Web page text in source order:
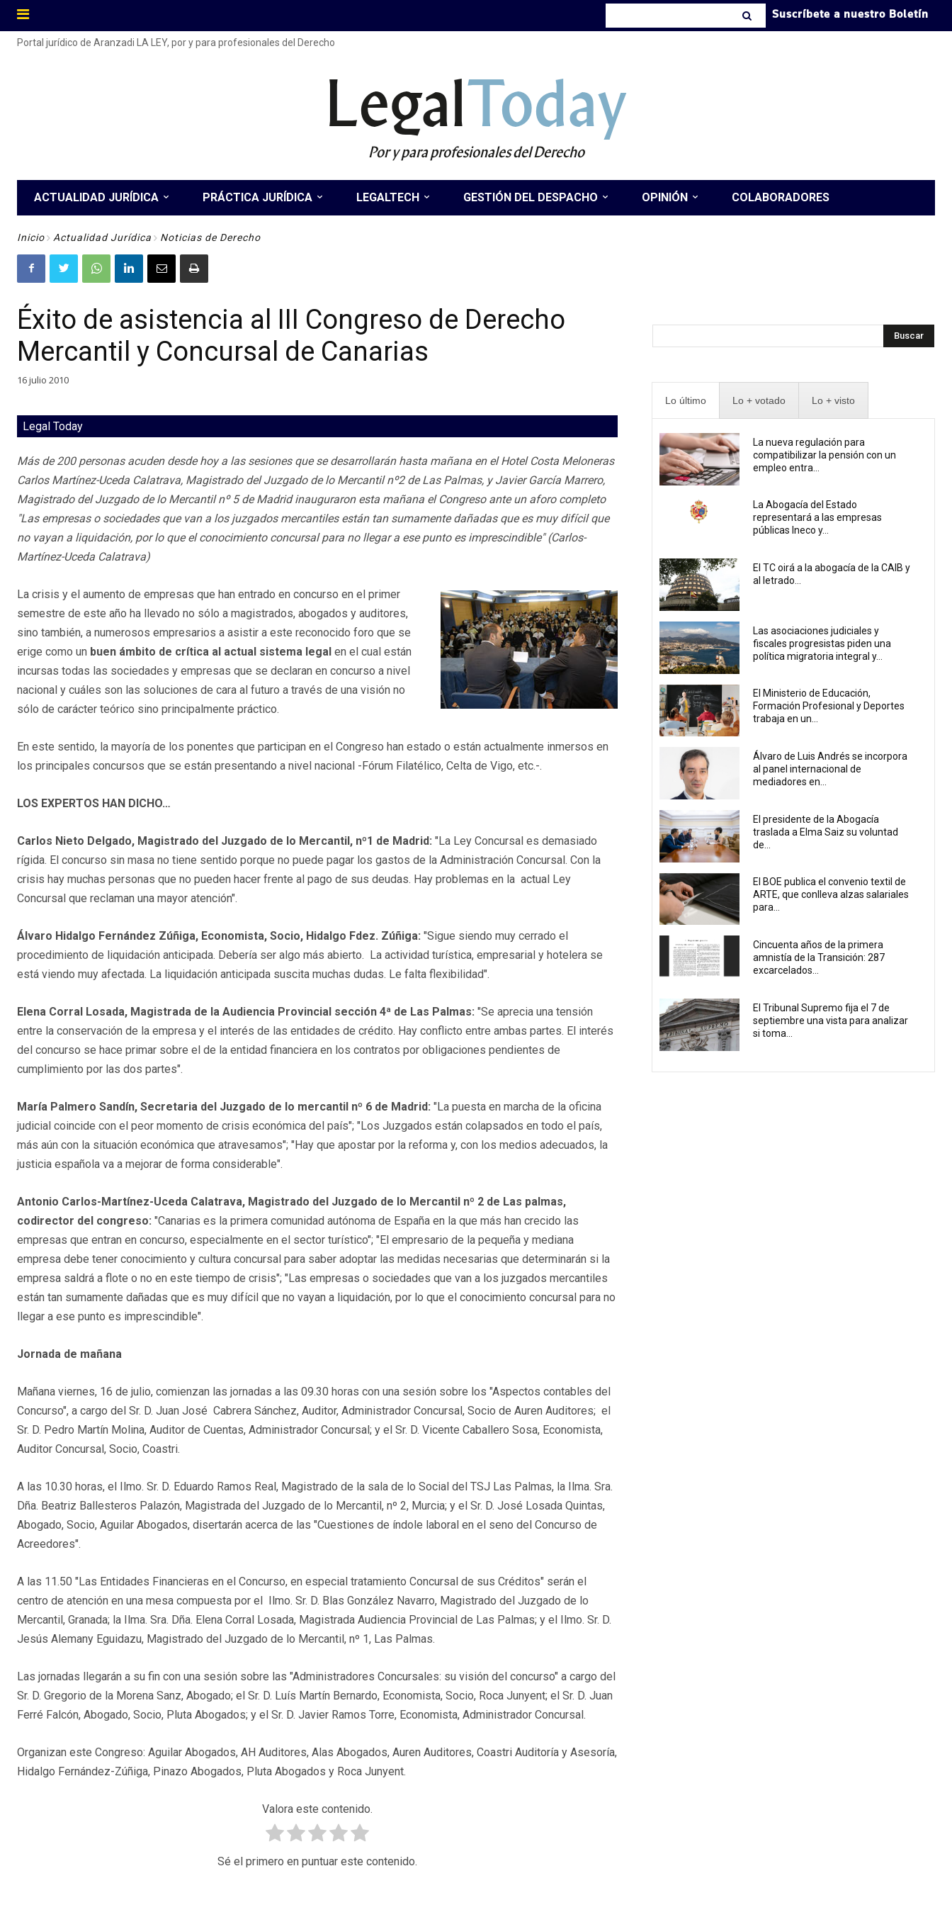
Suscríbete a nuestro Boletín
Portal jurídico de Aranzadi LA LEY, por y para profesionales del Derecho
LegalToday
Por y para profesionales del Derecho
ACTUALIDAD JURÍDICA PRÁCTICA JURÍDICA LEGALTECH GESTIÓN DEL DESPACHO OPINIÓN COLABORADORES
Inicio Actualidad Jurídica Noticias de Derecho
Éxito de asistencia al III Congreso de Derecho
Mercantil y Concursal de Canarias
16 julio 2010
Legal Today
Más de 200 personas acuden desde hoy a las sesiones que se desarrollarán hasta mañana en el Hotel Costa Meloneras
Carlos Martínez-Uceda Calatrava, Magistrado del Juzgado de lo Mercantil nº2 de Las Palmas, y Javier García Marrero,
Magistrado del Juzgado de lo Mercantil nº 5 de Madrid inauguraron esta mañana el Congreso ante un aforo completo
"Las empresas o sociedades que van a los juzgados mercantiles están tan sumamente dañadas que es muy difícil que
no vayan a liquidación, por lo que el conocimiento concursal para no llegar a ese punto es imprescindible" (Carlos-
Martínez-Uceda Calatrava)
La crisis y el aumento de empresas que han entrado en concurso en el primer
semestre de este año ha llevado no sólo a magistrados, abogados y auditores,
sino también, a numerosos empresarios a asistir a este reconocido foro que se
erige como un buen ámbito de crítica al actual sistema legal en el cual están
incursas todas las sociedades y empresas que se declaran en concurso a nivel
nacional y cuáles son las soluciones de cara al futuro a través de una visión no
sólo de carácter teórico sino principalmente práctico.
En este sentido, la mayoría de los ponentes que participan en el Congreso han estado o están actualmente inmersos en
los principales concursos que se están presentando a nivel nacional -Fórum Filatélico, Celta de Vigo, etc.-.
LOS EXPERTOS HAN DICHO…
Carlos Nieto Delgado, Magistrado del Juzgado de lo Mercantil, nº1 de Madrid: "La Ley Concursal es demasiado
rígida. El concurso sin masa no tiene sentido porque no puede pagar los gastos de la Administración Concursal. Con la
crisis hay muchas personas que no pueden hacer frente al pago de sus deudas. Hay problemas en la actual Ley
Concursal que reclaman una mayor atención".
Álvaro Hidalgo Fernández Zúñiga, Economista, Socio, Hidalgo Fdez. Zúñiga: "Sigue siendo muy cerrado el
procedimiento de liquidación anticipada. Debería ser algo más abierto. La actividad turística, empresarial y hotelera se
está viendo muy afectada. La liquidación anticipada suscita muchas dudas. Le falta flexibilidad".
Elena Corral Losada, Magistrada de la Audiencia Provincial sección 4ª de Las Palmas: "Se aprecia una tensión
entre la conservación de la empresa y el interés de las entidades de crédito. Hay conflicto entre ambas partes. El interés
del concurso se hace primar sobre el de la entidad financiera en los contratos por obligaciones pendientes de
cumplimiento por las dos partes".
María Palmero Sandín, Secretaria del Juzgado de lo mercantil nº 6 de Madrid: "La puesta en marcha de la oficina
judicial coincide con el peor momento de crisis económica del país"; "Los Juzgados están colapsados en todo el país,
más aún con la situación económica que atravesamos"; "Hay que apostar por la reforma y, con los medios adecuados, la
justicia española va a mejorar de forma considerable".
Antonio Carlos-Martínez-Uceda Calatrava, Magistrado del Juzgado de lo Mercantil nº 2 de Las palmas,
codirector del congreso: "Canarias es la primera comunidad autónoma de España en la que más han crecido las
empresas que entran en concurso, especialmente en el sector turístico"; "El empresario de la pequeña y mediana
empresa debe tener conocimiento y cultura concursal para saber adoptar las medidas necesarias que determinarán si la
empresa saldrá a flote o no en este tiempo de crisis"; "Las empresas o sociedades que van a los juzgados mercantiles
están tan sumamente dañadas que es muy difícil que no vayan a liquidación, por lo que el conocimiento concursal para no
llegar a ese punto es imprescindible".
Jornada de mañana
Mañana viernes, 16 de julio, comienzan las jornadas a las 09.30 horas con una sesión sobre los "Aspectos contables del
Concurso", a cargo del Sr. D. Juan José Cabrera Sánchez, Auditor, Administrador Concursal, Socio de Auren Auditores; el
Sr. D. Pedro Martín Molina, Auditor de Cuentas, Administrador Concursal; y el Sr. D. Vicente Caballero Sosa, Economista,
Auditor Concursal, Socio, Coastri.
A las 10.30 horas, el Ilmo. Sr. D. Eduardo Ramos Real, Magistrado de la sala de lo Social del TSJ Las Palmas, la Ilma. Sra.
Dña. Beatriz Ballesteros Palazón, Magistrada del Juzgado de lo Mercantil, nº 2, Murcia; y el Sr. D. José Losada Quintas,
Abogado, Socio, Aguilar Abogados, disertarán acerca de las "Cuestiones de índole laboral en el seno del Concurso de
Acreedores".
A las 11.50 "Las Entidades Financieras en el Concurso, en especial tratamiento Concursal de sus Créditos" serán el
centro de atención en una mesa compuesta por el Ilmo. Sr. D. Blas González Navarro, Magistrado del Juzgado de lo
Mercantil, Granada; la Ilma. Sra. Dña. Elena Corral Losada, Magistrada Audiencia Provincial de Las Palmas; y el Ilmo. Sr. D.
Jesús Alemany Eguidazu, Magistrado del Juzgado de lo Mercantil, nº 1, Las Palmas.
Las jornadas llegarán a su fin con una sesión sobre las "Administradores Concursales: su visión del concurso" a cargo del
Sr. D. Gregorio de la Morena Sanz, Abogado; el Sr. D. Luís Martín Bernardo, Economista, Socio, Roca Junyent; el Sr. D. Juan
Ferré Falcón, Abogado, Socio, Pluta Abogados; y el Sr. D. Javier Ramos Torre, Economista, Administrador Concursal.
Organizan este Congreso: Aguilar Abogados, AH Auditores, Alas Abogados, Auren Auditores, Coastri Auditoría y Asesoría,
Hidalgo Fernández-Zúñiga, Pinazo Abogados, Pluta Abogados y Roca Junyent.
Valora este contenido.
Sé el primero en puntuar este contenido.
Buscar
Lo último Lo + votado Lo + visto
La nueva regulación para
compatibilizar la pensión con un
empleo entra...
La Abogacía del Estado
representará a las empresas
públicas Ineco y...
El TC oirá a la abogacía de la CAIB y
al letrado...
Las asociaciones judiciales y
fiscales progresistas piden una
política migratoria integral y...
El Ministerio de Educación,
Formación Profesional y Deportes
trabaja en un...
Álvaro de Luis Andrés se incorpora
al panel internacional de
mediadores en...
El presidente de la Abogacía
traslada a Elma Saiz su voluntad
de...
El BOE publica el convenio textil de
ARTE, que conlleva alzas salariales
para...
Cincuenta años de la primera
amnistía de la Transición: 287
excarcelados...
El Tribunal Supremo fija el 7 de
septiembre una vista para analizar
si toma...